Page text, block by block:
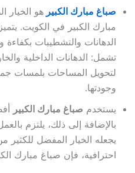
صباغ مبارك الكبير هو الخيار
مبارك الكبير في الكويت.
الدهانات والتشطيبات
تشمل: الدهانات الداخلية
لتحويل المساحات بلمسات
وجودتها.
يستخدم صباغ مبارك الكبير
بالإضافة إلى ذلك، يلتزم
يجعله الخيار المفضل
احترافية، فإن صباغ مبارك